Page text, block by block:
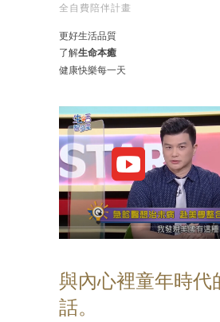
全自費陪伴計畫
更好生活品質
了解生命本癒
健康快樂每一天
與內心裡童年時代
話。